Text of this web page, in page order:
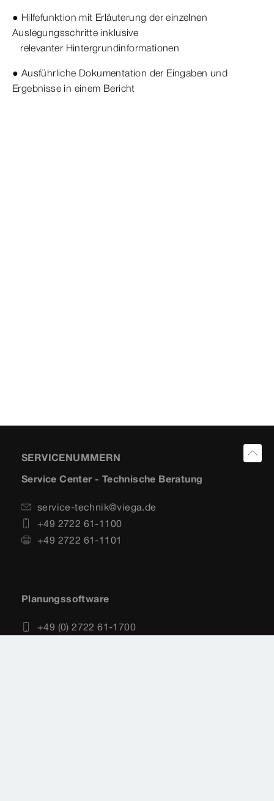
● Hilfefunktion mit Erläuterung der einzelnen
Auslegungsschritte inklusive
relevanter Hintergrundinformationen
● Ausführliche Dokumentation der Eingaben und
Ergebnisse in einem Bericht
SERVICENUMMERN
Service Center - Technische Beratung
service-technik@viega.de
+49 2722 61-1100
+49 2722 61-1101
Planungssoftware
+49 (0) 2722 61-1700